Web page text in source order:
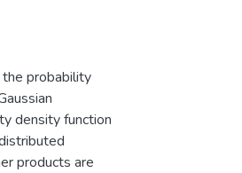
probability
density function
products are